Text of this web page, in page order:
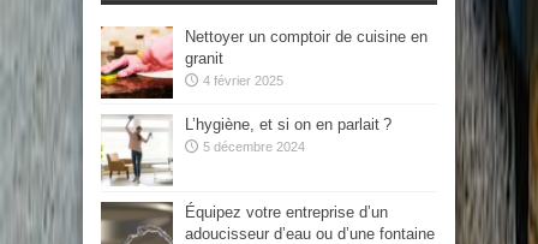
Nettoyer un comptoir de cuisine en
granit
4 février 2025
L’hygiène, et si on en parlait ?
5 décembre 2024
Équipez votre entreprise d’un
adoucisseur d’eau ou d’une fontaine